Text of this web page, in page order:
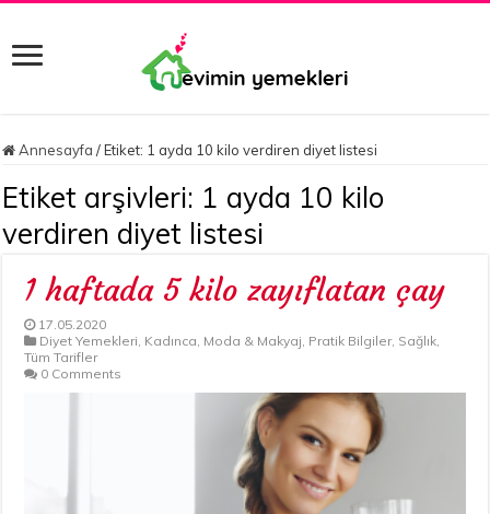
Annesayfa / Etiket: 1 ayda 10 kilo verdiren diyet listesi
Etiket arşivleri: 1 ayda 10 kilo
verdiren diyet listesi
1 haftada 5 kilo zayıflatan çay
17.05.2020
Diyet Yemekleri, Kadınca, Moda & Makyaj, Pratik Bilgiler, Sağlık,
Tüm Tarifler
0 Comments